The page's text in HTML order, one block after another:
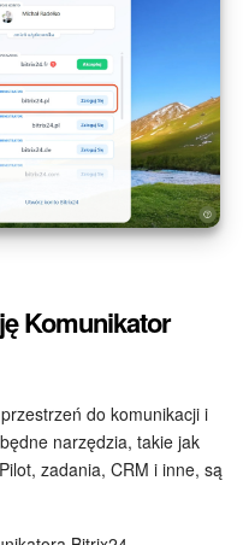
Komunikator
do komunikacji i
narzędzia, takie jak
zadania, CRM i inne, są